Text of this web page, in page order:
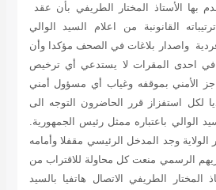
بها الأستاذ المختار الطريفي بأن عقد
القانونبة من اعلام السيد الوالي
واصدار بلاغات في الصحف مؤكدا وأن
احدى المقرات لا يستدعي أي ترخيص
الأمني بموقفه وغياب أي مسؤول أمني
لكل استفزاز قرر الحاضرون التوجه الى
الوالي باعتباره ممثل رئيس الجمهورية.
وجد المدخل الرئيسي مقفلا وأمامه
الرسمي منعت كل محاولة للاقتراب من
المختار الطريفي الاتصال هاتفيا بالسيد